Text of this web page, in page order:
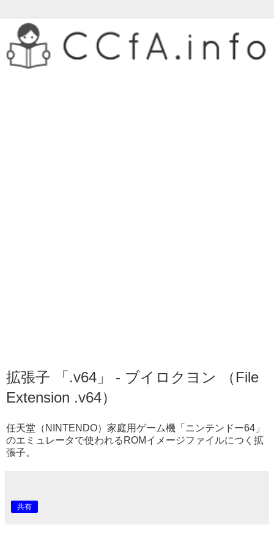
拡張子 「.v64」 - ブイロクヨン （File
Extension .v64）
任天堂（NINTENDO）家庭用ゲーム機「ニンテンドー64」
のエミュレータで使われるROMイメージファイルにつく拡
張子。
共有